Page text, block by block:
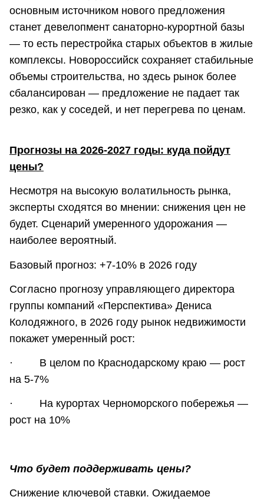
основным источником нового предложения
станет девелопмент санаторно-курортной базы
— то есть перестройка старых объектов в жилые
комплексы. Новороссийск сохраняет стабильные
объемы строительства, но здесь рынок более
сбалансирован — предложение не падает так
резко, как у соседей, и нет перегрева по ценам.
Прогнозы на 2026-2027 годы: куда пойдут
цены?
Несмотря на высокую волатильность рынка,
эксперты сходятся во мнении: снижения цен не
будет. Сценарий умеренного удорожания —
наиболее вероятный.
Базовый прогноз: +7-10% в 2026 году
Согласно прогнозу управляющего директора
группы компаний «Перспектива» Дениса
Колодяжного, в 2026 году рынок недвижимости
покажет умеренный рост:
· В целом по Краснодарскому краю — рост
на 5-7%
· На курортах Черноморского побережья —
рост на 10%
Что будет поддерживать цены?
Снижение ключевой ставки. Ожидаемое